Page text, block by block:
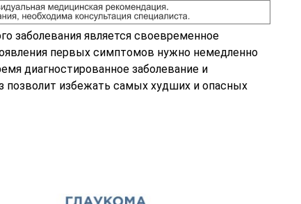
заболевания является своевременное
первых симптомов нужно немедленно
диагностированное заболевание и
позволит избежать самых худших и опасных